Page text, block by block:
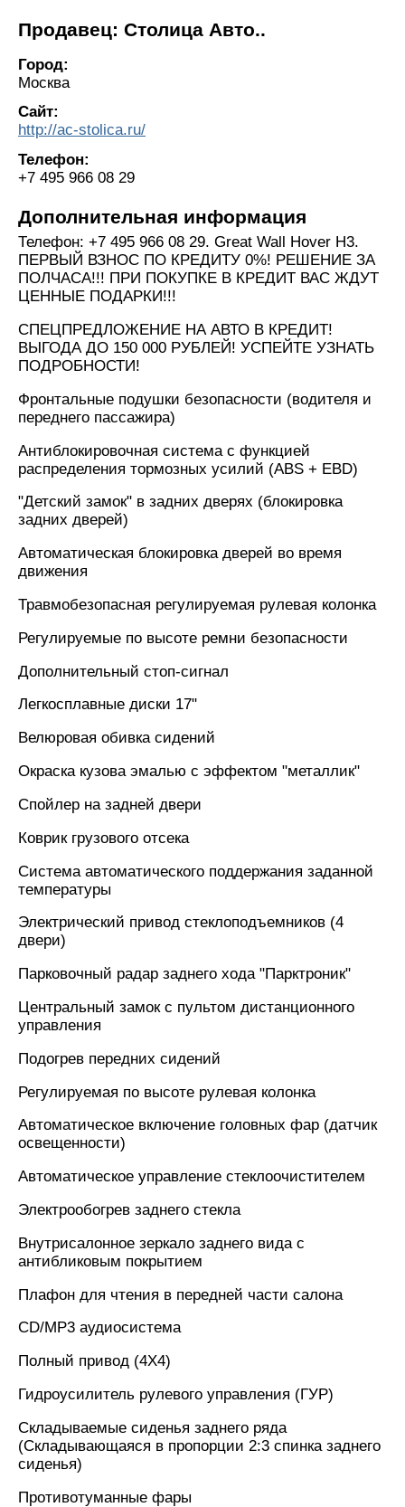
Продавец: Столица Авто..
Город:
Москва
Сайт:
http://ac-stolica.ru/
Телефон:
+7 495 966 08 29
Дополнительная информация
Телефон: +7 495 966 08 29. Great Wall Hover H3.
ПЕРВЫЙ ВЗНОС ПО КРЕДИТУ 0%! РЕШЕНИЕ ЗА
ПОЛЧАСА!!! ПРИ ПОКУПКЕ В КРЕДИТ ВАС ЖДУТ
ЦЕННЫЕ ПОДАРКИ!!!
СПЕЦПРЕДЛОЖЕНИЕ НА АВТО В КРЕДИТ!
ВЫГОДА ДО 150 000 РУБЛЕЙ! УСПЕЙТЕ УЗНАТЬ
ПОДРОБНОСТИ!
Фронтальные подушки безопасности (водителя и
переднего пассажира)
Антиблокировочная система с функцией
распределения тормозных усилий (ABS + EBD)
"Детский замок" в задних дверях (блокировка
задних дверей)
Автоматическая блокировка дверей во время
движения
Травмобезопасная регулируемая рулевая колонка
Регулируемые по высоте ремни безопасности
Дополнительный стоп-сигнал
Легкосплавные диски 17"
Велюровая обивка сидений
Окраска кузова эмалью с эффектом "металлик"
Спойлер на задней двери
Коврик грузового отсека
Система автоматического поддержания заданной
температуры
Электрический привод стеклоподъемников (4
двери)
Парковочный радар заднего хода "Парктроник"
Центральный замок c пультом дистанционного
управления
Подогрев передних сидений
Регулируемая по высоте рулевая колонка
Автоматическое включение головных фар (датчик
освещенности)
Автоматическое управление стеклоочистителем
Электрообогрев заднего стекла
Внутрисалонное зеркало заднего вида с
антибликовым покрытием
Плафон для чтения в передней части салона
CD/MP3 аудиосистема
Полный привод (4Х4)
Гидроусилитель рулевого управления (ГУР)
Складываемые сиденья заднего ряда
(Складывающаяся в пропорции 2:3 спинка заднего
сиденья)
Противотуманные фары